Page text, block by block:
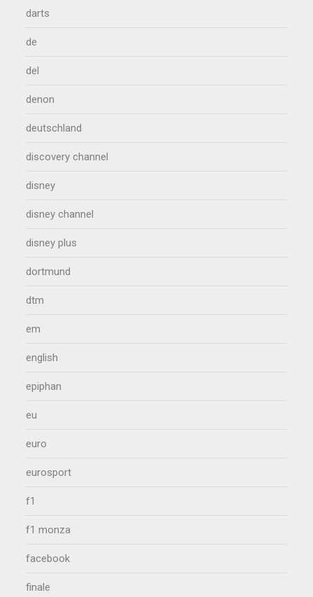
darts
de
del
denon
deutschland
discovery channel
disney
disney channel
disney plus
dortmund
dtm
em
english
epiphan
eu
euro
eurosport
f1
f1 monza
facebook
finale